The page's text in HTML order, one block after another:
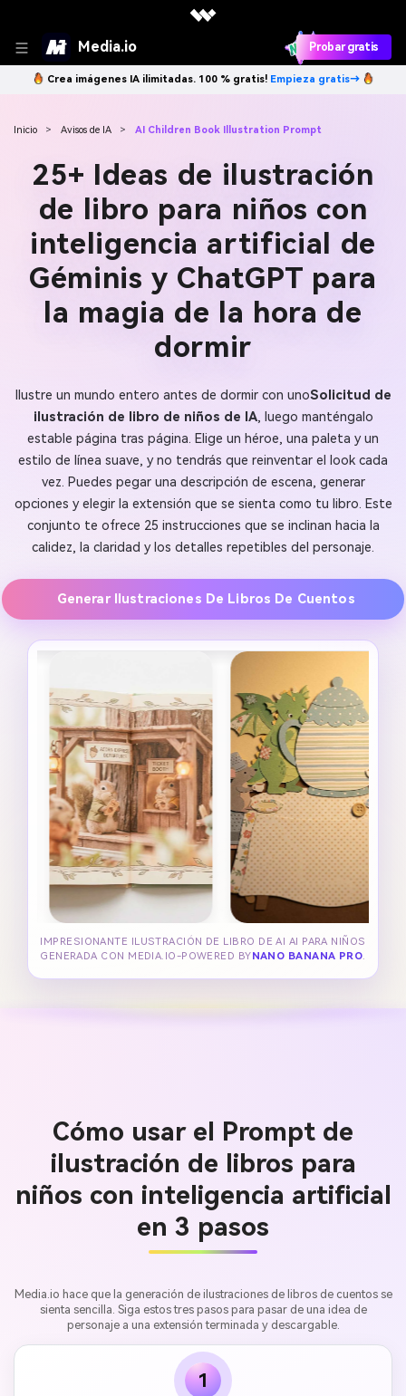
Media.io Probar gratis
Crea imágenes IA ilimitadas. 100 % gratis! Empieza gratis→
Inicio > Avisos de IA > AI Children Book Illustration Prompt
25+ Ideas de ilustración
de libro para niños con
inteligencia artificial de
Géminis y ChatGPT para
la magia de la hora de
dormir
Ilustre un mundo entero antes de dormir con unoSolicitud de
ilustración de libro de niños de IA, luego manténgalo
estable página tras página. Elige un héroe, una paleta y un
estilo de línea suave, y no tendrás que reinventar el look cada
vez. Puedes pegar una descripción de escena, generar
opciones y elegir la extensión que se sienta como tu libro. Este
conjunto te ofrece 25 instrucciones que se inclinan hacia la
calidez, la claridad y los detalles repetibles del personaje.
Generar Ilustraciones De Libros De Cuentos
IMPRESIONANTE ILUSTRACIÓN DE LIBRO DE AI AI PARA NIÑOS
GENERADA CON MEDIA.IO-POWERED BY NANO BANANA PRO.
Cómo usar el Prompt de
ilustración de libros para
niños con inteligencia artificial
en 3 pasos
Media.io hace que la generación de ilustraciones de libros de cuentos se
sienta sencilla. Siga estos tres pasos para pasar de una idea de
personaje a una extensión terminada y descargable.
1